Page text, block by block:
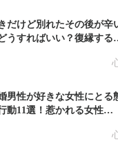
だけど別れたその後が辛
うすればいい？復縁す
男性が好きな女性にとる
動11選！惹かれる女性…